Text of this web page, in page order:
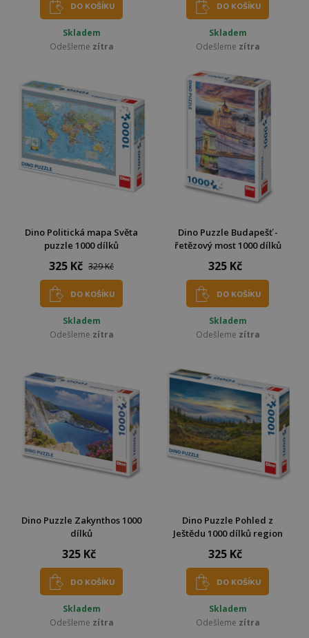
DO KOŠÍKU
Skladem
Odešleme zítra
DO KOŠÍKU
Skladem
Odešleme zítra
Dino Politická mapa Světa
puzzle 1000 dílků
325 Kč 329 Kč
DO KOŠÍKU
Skladem
Odešleme zítra
Dino Puzzle Budapešť -
řetězový most 1000 dílků
325 Kč
DO KOŠÍKU
Skladem
Odešleme zítra
Dino Puzzle Zakynthos 1000
dílků
325 Kč
DO KOŠÍKU
Skladem
Odešleme zítra
Dino Puzzle Pohled z
Ještědu 1000 dílků region
325 Kč
DO KOŠÍKU
Skladem
Odešleme zítra